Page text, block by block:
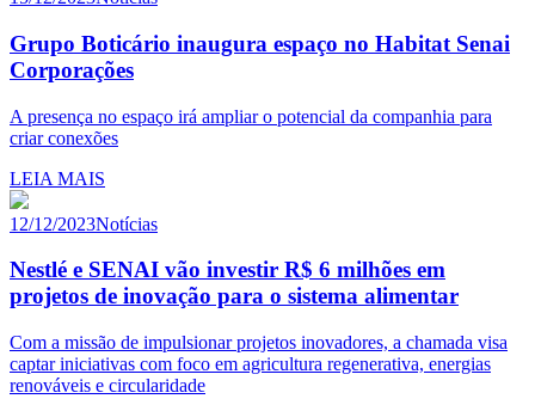
Grupo Boticário inaugura espaço no Habitat Senai
Corporações
A presença no espaço irá ampliar o potencial da companhia para
criar conexões
LEIA MAIS
12/12/2023Notícias
Nestlé e SENAI vão investir R$ 6 milhões em
projetos de inovação para o sistema alimentar
Com a missão de impulsionar projetos inovadores, a chamada visa
captar iniciativas com foco em agricultura regenerativa, energias
renováveis e circularidade